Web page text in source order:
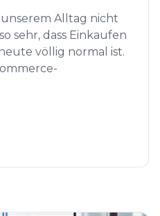
unserem Alltag nicht
sehr, dass Einkaufen
völlig normal ist.